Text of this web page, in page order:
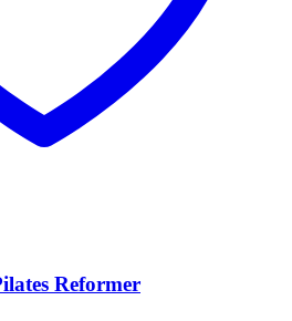
Reformer